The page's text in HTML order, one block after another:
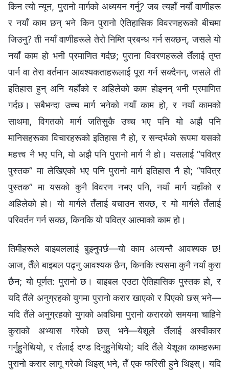
किन त्यो न्यून, पुरानो मार्गको अध्ययन गर्नु? जब त्यहाँ नयाँ वाणीहरू
र नयाँ काम छन् भने किन पुरानो ऐतिहासिक विवरणहरूको बीचमा
जिउनु? ती नयाँ वाणीहरूले तेरो निम्ति प्रबन्ध गर्न सक्छन्, जसले यो
नयाँ काम हो भनी प्रमाणित गर्दछ; पुराना विवरणहरूले तँलाई तृप्त
पार्न वा तेरा वर्तमान आवश्यकताहरूलाई पूरा गर्न सक्दैनन्, जसले ती
इतिहास हुन् अनि यहाँको र अहिलेको काम होइनन् भनी प्रमाणित
गर्दछ। सबैभन्दा उच्च मार्ग भनेको नयाँ काम हो, र नयाँ कामको
साथमा, विगतको मार्ग जतिसुकै उच्च भए पनि यो अझै पनि
मानिसहरूका विचारहरूको इतिहास नै हो, र सन्दर्भको रूपमा यसको
महत्त्व नै भए पनि, यो अझै पनि पुरानो मार्ग नै हो। यसलाई “पवित्र
पुस्तक” मा लेखिएको भए पनि पुरानो मार्ग इतिहास नै हो; “पवित्र
पुस्तक” मा यसको कुनै विवरण नभए पनि, नयाँ मार्ग यहाँको र
अहिलेको हो। यो मार्गले तँलाई बचाउन सक्छ, र यो मार्गले तँलाई
परिवर्तन गर्न सक्छ, किनकि यो पवित्र आत्माको काम हो।
तिमीहरूले बाइबललाई बुझ्नुपर्छ—यो काम अत्यन्तै आवश्यक छ!
आज, तैँले बाइबल पढ्नु आवश्यक छैन, किनकि त्यसमा कुनै नयाँ कुरा
छैन; यो पूर्णत: पुरानो छ। बाइबल एउटा ऐतिहासिक पुस्तक हो, र
यदि तैंले अनुग्रहको युगमा पुरानो करार खाएको र पिएको छस् भने—
यदि तैंले अनुग्रहको युगको अवधिमा पुरानो करारको समयमा चाहिने
कुराको अभ्यास गरेको छस् भने—येशूले तँलाई अस्वीकार
गर्नुहुनेथियो, र तँलाई दण्ड दिनुहुनेथियो; यदि तैंले येशूका कामहरूमा
पुरानो करार लागू गरेको थिइस् भने, तँ एक फरिसी हुने थिइस्। यदि